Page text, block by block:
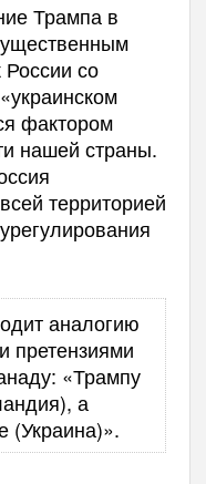
Трампа в
со
фактором
нашей страны.
территорией
аналогию
претензиями
«Трампу
а
(Украина)».